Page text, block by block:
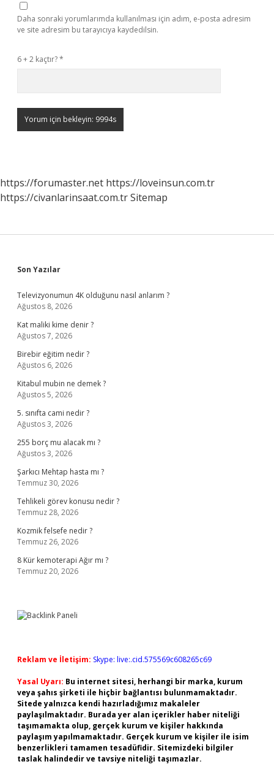
Daha sonraki yorumlarımda kullanılması için adım, e-posta adresim
ve site adresim bu tarayıcıya kaydedilsin.
6 + 2 kaçtır?*
https://forumaster.net https://loveinsun.com.tr
https://civanlarinsaat.com.trSitemap
Sidebar
Son Yazılar
Televizyonumun 4K olduğunu nasıl anlarım ?
Ağustos 8, 2026
Kat maliki kime denir ?
Ağustos 7, 2026
Birebir eğitim nedir ?
Ağustos 6, 2026
Kitabul mubin ne demek ?
Ağustos 5, 2026
5. sınıfta cami nedir ?
Ağustos 3, 2026
255 borç mu alacak mı ?
Ağustos 3, 2026
Şarkıcı Mehtap hasta mı ?
Temmuz 30, 2026
Tehlikeli görev konusu nedir ?
Temmuz 28, 2026
Kozmik felsefe nedir ?
Temmuz 26, 2026
8 Kür kemoterapi Ağır mı ?
Temmuz 20, 2026
Reklam ve İletişim: Skype: live:.cid.575569c608265c69
Yasal Uyarı: Bu internet sitesi, herhangi bir marka, kurum
veya şahıs şirketi ile hiçbir bağlantısı bulunmamaktadır.
Sitede yalnızca kendi hazırladığımız makaleler
paylaşılmaktadır. Burada yer alan içerikler haber niteliği
taşımamakta olup, gerçek kurum ve kişiler hakkında
paylaşım yapılmamaktadır. Gerçek kurum ve kişiler ile isim
benzerlikleri tamamen tesadüfidir. Sitemizdeki bilgiler
taslak halindedir ve tavsiye niteliği taşımazlar.